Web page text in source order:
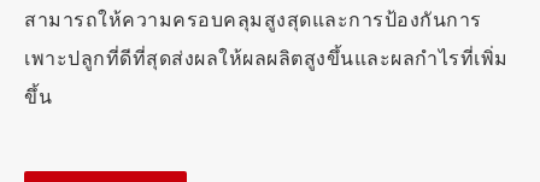
สามารถให้ความครอบคลุมสูงสุดและการป้องกันการ
เพาะปลูกที่ดีที่สุดส่งผลให้ผลผลิตสูงขึ้นและผลกำไรที่เพิ่ม
ขึ้น